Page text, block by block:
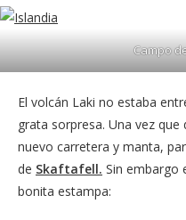
Campo
El volcán Laki no estaba
grata sorpresa. Una vez
nuevo carretera y manta,
de Skaftafell. Sin embargo
bonita estampa: